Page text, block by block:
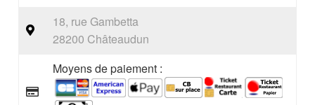
18, rue Gambetta
28200 Châteaudun
Moyens de paiement :